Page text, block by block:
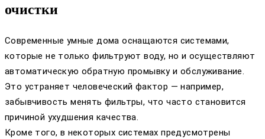
очистки
Современные умные дома оснащаются системами,
которые не только фильтруют воду, но и осуществляют
автоматическую обратную промывку и обслуживание.
Это устраняет человеческий фактор — например,
забывчивость менять фильтры, что часто становится
причиной ухудшения качества.
Кроме того, в некоторых системах предусмотрены